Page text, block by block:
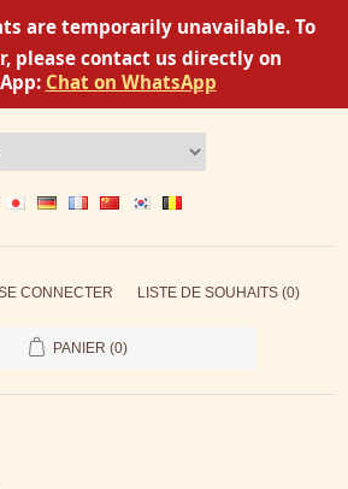
are temporarily unavailable. To
please contact us directly on
Chat on WhatsApp
CONNECTER LISTE DE SOUHAITS (0)
PANIER (0)